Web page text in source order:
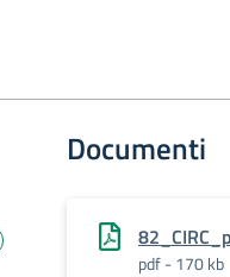
Documenti
pdf - 170 kb